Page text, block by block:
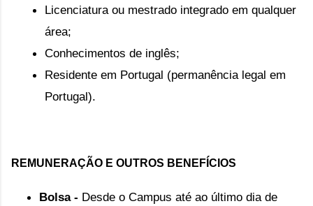
Licenciatura ou mestrado integrado em qualquer
área;
Conhecimentos de inglês;
Residente em Portugal (permanência legal em
Portugal).
REMUNERAÇÃO E OUTROS BENEFÍCIOS
Bolsa - Desde o Campus até ao último dia de